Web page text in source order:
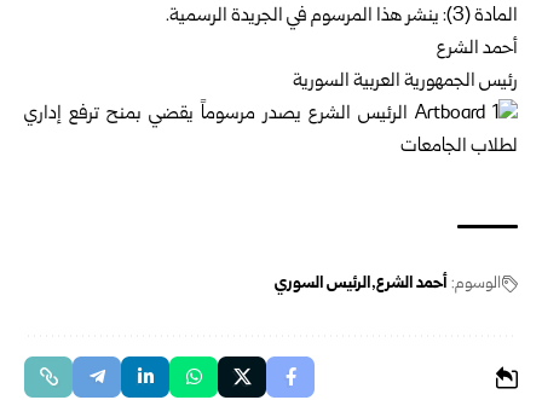
المادة (3): ينشر هذا المرسوم في الجريدة الرسمية.
أحمد الشرع
رئيس الجمهورية العربية السورية
الوسوم: أحمد الشرع الرئيس السوري